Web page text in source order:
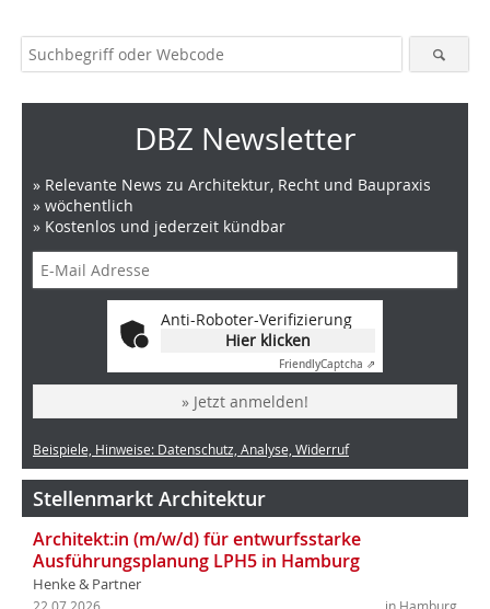
DBZ Newsletter
» Relevante News zu Architektur, Recht und Baupraxis
» wöchentlich
» Kostenlos und jederzeit kündbar
Anti-Roboter-Verifizierung
Hier klicken
FriendlyCaptcha ⇗
» Jetzt anmelden!
Beispiele, Hinweise: Datenschutz, Analyse, Widerruf
Stellenmarkt Architektur
Architekt:in (m/w/d) für entwurfsstarke
Ausführungsplanung LPH5 in Hamburg
Henke & Partner